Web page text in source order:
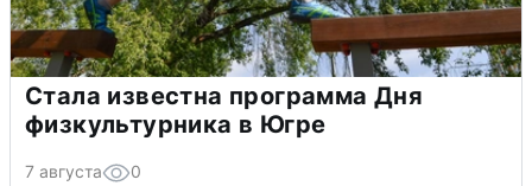
Стала известна программа Дня
физкультурника в Югре
7 августа 0